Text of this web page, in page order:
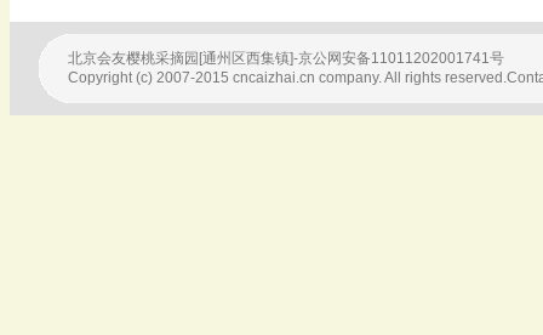
北京会友樱桃采摘园[通州区西集镇]-京公网安备11011202001741号
Copyright (c) 2007-2015 cncaizhai.cn company. All rights